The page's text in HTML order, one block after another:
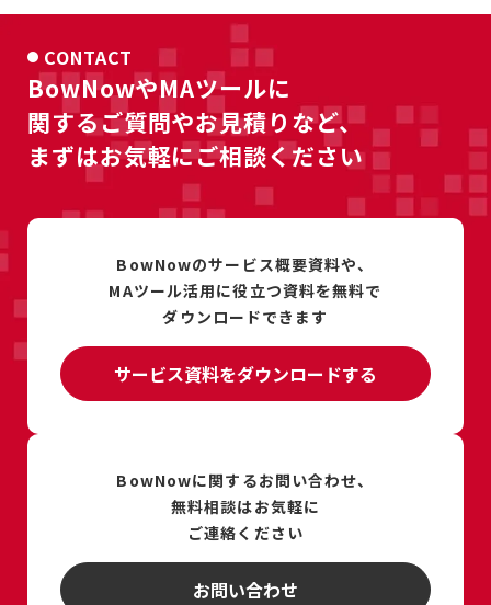
CONTACT
BowNowやMAツールに
関するご質問やお見積りなど、
まずはお気軽にご相談ください
BowNowのサービス概要資料や、
MAツール活用に役立つ資料を無料で
ダウンロードできます
サービス資料をダウンロードする
BowNowに関するお問い合わせ、
無料相談はお気軽に
ご連絡ください
お問い合わせ